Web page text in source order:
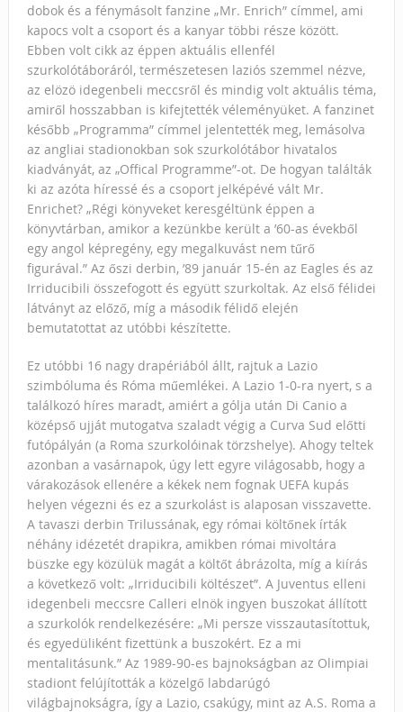
dobok és a fénymásolt fanzine „Mr. Enrich” címmel, ami
kapocs volt a csoport és a kanyar többi része között.
Ebben volt cikk az éppen aktuális ellenfél
szurkolótáboráról, természetesen laziós szemmel nézve,
az elözö idegenbeli meccsről és mindig volt aktuális téma,
amiről hosszabban is kifejtették véleményüket. A fanzinet
később „Programma” címmel jelentették meg, lemásolva
az angliai stadionokban sok szurkolótábor hivatalos
kiadványát, az „Offical Programme”-ot. De hogyan találták
ki az azóta híressé és a csoport jelképévé vált Mr.
Enrichet? „Régi könyveket keresgéltünk éppen a
könyvtárban, amikor a kezünkbe került a ’60-as évekből
egy angol képregény, egy megalkuvást nem tűrő
figurával.” Az őszi derbin, ’89 január 15-én az Eagles és az
Irriducibili összefogott és együtt szurkoltak. Az első félidei
látványt az előző, míg a második félidő elején
bemutatottat az utóbbi készítette.
Ez utóbbi 16 nagy drapériából állt, rajtuk a Lazio
szimbóluma és Róma műemlékei. A Lazio 1-0-ra nyert, s a
találkozó híres maradt, amiért a gólja után Di Canio a
középső ujját mutogatva szaladt végig a Curva Sud előtti
futópályán (a Roma szurkolóinak törzshelye). Ahogy teltek
azonban a vasárnapok, úgy lett egyre világosabb, hogy a
várakozások ellenére a kékek nem fognak UEFA kupás
helyen végezni és ez a szurkolást is alaposan visszavette.
A tavaszi derbin Trilussának, egy római költőnek írták
néhány idézetét drapikra, amikben római mivoltára
büszke egy közülük magát a költőt ábrázolta, míg a kiírás
a következő volt: „Irriducibili költészet”. A Juventus elleni
idegenbeli meccsre Calleri elnök ingyen buszokat állított
a szurkolók rendelkezésére: „Mi persze visszautasítottuk,
és egyedüliként fizettünk a buszokért. Ez a mi
mentalitásunk.” Az 1989-90-es bajnokságban az Olimpiai
stadiont felújították a közelgő labdarúgó
világbajnokságra, így a Lazio, csakúgy, mint az A.S. Roma a